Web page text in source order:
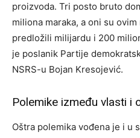
proizvoda. Tri posto bruto
miliona maraka, a oni su
predložili milijardu i 200
je poslanik Partije
NSRS-u Bojan Kresojević.
Polemike između vlasti i
Oštra polemika vođena je i u